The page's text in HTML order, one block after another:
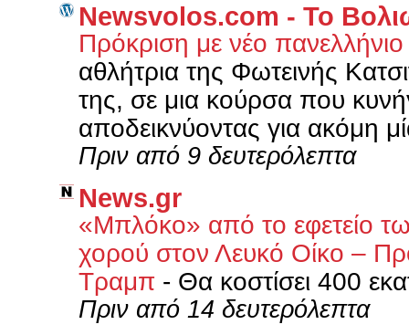
Newsvolos.com - Το
Πρόκριση με νέο
αθλήτρια της Φωτεινής
της, σε μια κούρσα που
αποδεικνύοντας για ακόμη
Πριν από 9 δευτερόλεπτα
News.gr
«Μπλόκο» από το εφετείο
χορού στον Λευκό Οίκο –
Τραμπ - Θα κοστίσει 400
Πριν από 14 δευτερόλεπτα